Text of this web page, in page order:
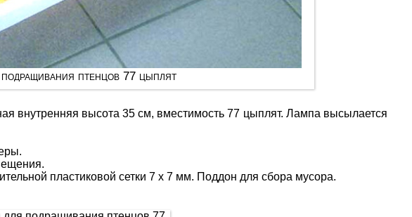
птенцов 77 цыплят
внутренняя высота 35 см, вместимость 77 цыплят. Лампа высылается
пластиковой сетки 7 х 7 мм. Поддон для сбора мусора.